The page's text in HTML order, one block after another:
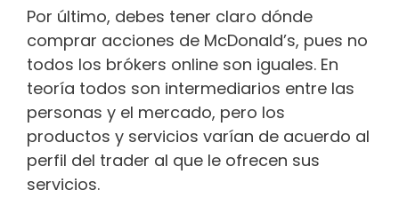
Por último, debes tener claro dónde
comprar acciones de McDonald’s, pues no
todos los bróker​​s online son iguales. En
teoría todos son intermediarios entre las
personas y el mercado, pero los
productos y servicios varían de acuerdo al
perfil del trader al que le ofrecen sus
servicios.